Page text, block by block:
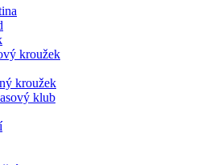
kroužek
kroužek
klub